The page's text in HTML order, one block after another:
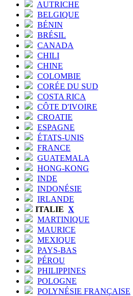
AUTRICHE
BELGIQUE
BÉNIN
BRÉSIL
CANADA
CHILI
CHINE
COLOMBIE
CORÉE DU SUD
COSTA RICA
CÔTE D'IVOIRE
CROATIE
ESPAGNE
ÉTATS-UNIS
FRANCE
GUATEMALA
HONG-KONG
INDE
INDONÉSIE
IRLANDE
ITALIE X
MARTINIQUE
MAURICE
MEXIQUE
PAYS-BAS
PÉROU
PHILIPPINES
POLOGNE
POLYNÉSIE FRANÇAISE